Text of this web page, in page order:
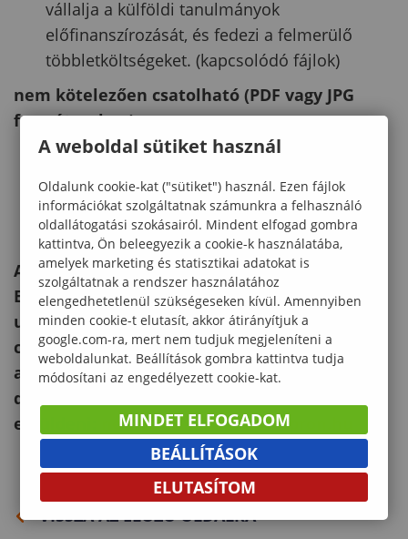
vállalja a külföldi tanulmányok
előfinanszírozását, és fedezi a felmerülő
többletköltségeket. (kapcsolódó fájlok)
nem kötelezően csatolható (PDF vagy JPG
formátumban):
bármilyen igazolás, amely a hallgató
tudományos vagy közösségi munkáját
igazolja (HÖK, TDK, kiemelkedő sport- vagy
művészeti tevékenység)
A pályázat benyújtásához szükséges az
Erasmus+ online pályázati adatlap kitöltése
után visszaigazolásként a megadott email-
címre érkező PDF fájl keltezése, aláírása alúl
a "Nyilatkozat" résznél. Az aláírt
dokumentumot a következő email-címre kell
elküldeni:
nemeth.tamas@uni-sopron.hu
VISSZA AZ ELŐZŐ OLDALRA
A weboldal sütiket használ
Oldalunk cookie-kat ("sütiket") használ. Ezen fájlok
információkat szolgáltatnak számunkra a felhasználó
oldallátogatási szokásairól. Mindent elfogad gombra
kattintva, Ön beleegyezik a cookie-k használatába,
amelyek marketing és statisztikai adatokat is
szolgáltatnak a rendszer használatához
elengedhetetlenül szükségeseken kívül. Amennyiben
minden cookie-t elutasít, akkor átirányítjuk a
google.com-ra, mert nem tudjuk megjeleníteni a
weboldalunkat. Beállítások gombra kattintva tudja
módosítani az engedélyezett cookie-kat.
MINDET ELFOGADOM
BEÁLLÍTÁSOK
ELUTASÍTOM